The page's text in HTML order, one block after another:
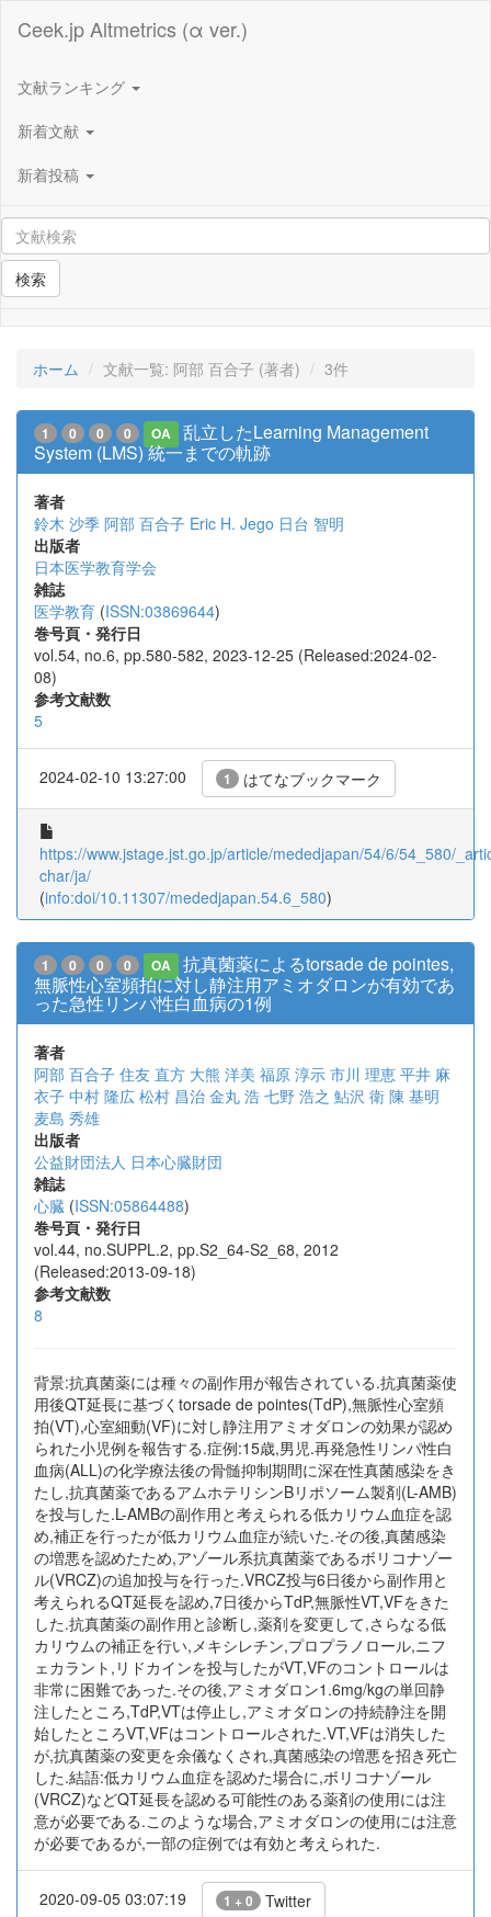
Ceek.jp Altmetrics (α ver.)
文献ランキング
新着文献
新着投稿
検索
ホーム 文献一覧: 阿部 百合子 (著者) 3件
1 0 0 0 OA
乱立したLearning Management
System (LMS) 統一までの軌跡
著者
鈴木 沙季 阿部 百合子 Eric H. Jego 日台 智明
出版者
日本医学教育学会
雑誌
医学教育 (ISSN:03869644)
巻号頁・発行日
vol.54, no.6, pp.580-582, 2023-12-25 (Released:2024-02-
08)
参考文献数
5
2024-02-10 13:27:00 1 はてなブックマーク
https://www.jstage.jst.go.jp/article/mededjapan/54/6/54_580/
char/ja/
(info:doi/10.11307/mededjapan.54.6_580)
1 0 0 0 OA
抗真菌薬によるtorsade de pointes,
無脈性心室頻拍に対し静注用アミオダロンが有効であ
った急性リンパ性白血病の1例
著者
阿部 百合子 住友 直方 大熊 洋美 福原 淳示 市川 理恵 平井 麻
衣子 中村 隆広 松村 昌治 金丸 浩 七野 浩之 鮎沢 衛 陳 基明
麦島 秀雄
出版者
公益財団法人 日本心臓財団
雑誌
心臓 (ISSN:05864488)
巻号頁・発行日
vol.44, no.SUPPL.2, pp.S2_64-S2_68, 2012
(Released:2013-09-18)
参考文献数
8
背景:抗真菌薬には種々の副作用が報告されている.抗真菌薬使
用後QT延長に基づくtorsade de pointes(TdP),無脈性心室頻
拍(VT),心室細動(VF)に対し静注用アミオダロンの効果が認め
られた小児例を報告する.症例:15歳,男児.再発急性リンパ性白
血病(ALL)の化学療法後の骨髄抑制期間に深在性真菌感染をき
たし,抗真菌薬であるアムホテリシンBリポソーム製剤(L-AMB)
を投与した.L-AMBの副作用と考えられる低カリウム血症を認
め,補正を行ったが低カリウム血症が続いた.その後,真菌感染
の増悪を認めたため,アゾール系抗真菌薬であるボリコナゾー
ル(VRCZ)の追加投与を行った.VRCZ投与6日後から副作用と
考えられるQT延長を認め,7日後からTdP,無脈性VT,VFをきた
した.抗真菌薬の副作用と診断し,薬剤を変更して,さらなる低
カリウムの補正を行い,メキシレチン,プロプラノロール,ニフ
ェカラント,リドカインを投与したがVT,VFのコントロールは
非常に困難であった.その後,アミオダロン1.6mg/kgの単回静
注したところ,TdP,VTは停止し,アミオダロンの持続静注を開
始したところVT,VFはコントロールされた.VT,VFは消失した
が,抗真菌薬の変更を余儀なくされ,真菌感染の増悪を招き死亡
した.結語:低カリウム血症を認めた場合に,ボリコナゾール
(VRCZ)などQT延長を認める可能性のある薬剤の使用には注
意が必要である.このような場合,アミオダロンの使用には注意
が必要であるが,一部の症例では有効と考えられた.
2020-09-05 03:07:19 1 + 0 Twitter